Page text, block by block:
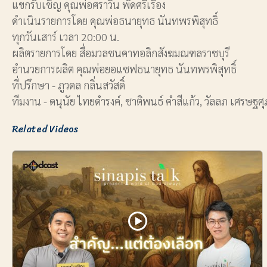
แขกรับเชิญ คุณพ่อศราวิน พัดศรีเรือง
ดำเนินรายการโดย คุณพ่อธนายุทธ นันทพรพิสุทธิ์
ทุกวันเสาร์ เวลา 20:00 น.
ผลิตรายการโดย สื่อมวลชนคาทอลิกสังฆมณฑลราชบุรี
อำนวยการผลิต คุณพ่อยอแซฟธนายุทธ นันทพรพิสุทธิ์
ที่ปรึกษา - ภูวดล กลิ่นสวัสดิ์
ทีมงาน - ดนุนัย ไทยดำรงค์, ชาติพนธ์ คำสีแก้ว, วัลลภ เศรษฐ
Related Videos